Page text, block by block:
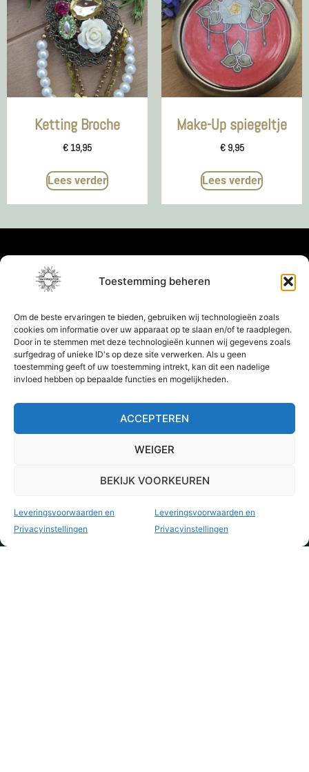
Toestemming beheren
Om de beste ervaringen te bieden, gebruiken wij technologieën zoals
cookies om informatie over uw apparaat op te slaan en/of te raadplegen.
Door in te stemmen met deze technologieën kunnen wij gegevens zoals
surfgedrag of unieke ID's op deze site verwerken. Als u geen
toestemming geeft of uw toestemming intrekt, kan dit een nadelige
invloed hebben op bepaalde functies en mogelijkheden.
ACCEPTEREN
WEIGER
BEKIJK VOORKEUREN
Leveringsvoorwaarden en
Privacyinstellingen
Leveringsvoorwaarden en
Privacyinstellingen
Ketting Broche
€ 19,95
Lees verder
Make-Up spiegeltje
€9,95
Lees verder